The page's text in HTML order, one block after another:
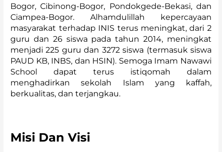
Bogor, Cibinong-Bogor, Pondokgede-Bekasi, dan
Ciampea-Bogor. Alhamdulillah kepercayaan
masyarakat terhadap INIS terus meningkat, dari 2
guru dan 26 siswa pada tahun 2014, meningkat
menjadi 225 guru dan 3272 siswa (termasuk siswa
PAUD KB, INBS, dan HSIN). Semoga Imam Nawawi
School dapat terus istiqomah dalam
menghadirkan sekolah Islam yang kaffah,
berkualitas, dan terjangkau.
Misi Dan Visi